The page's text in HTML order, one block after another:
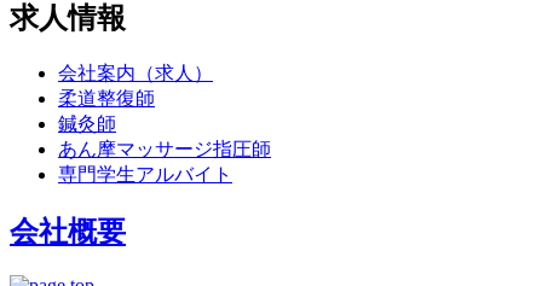
求人情報
会社案内（求人）
柔道整復師
鍼灸師
あん摩マッサージ指圧師
専門学生アルバイト
会社概要